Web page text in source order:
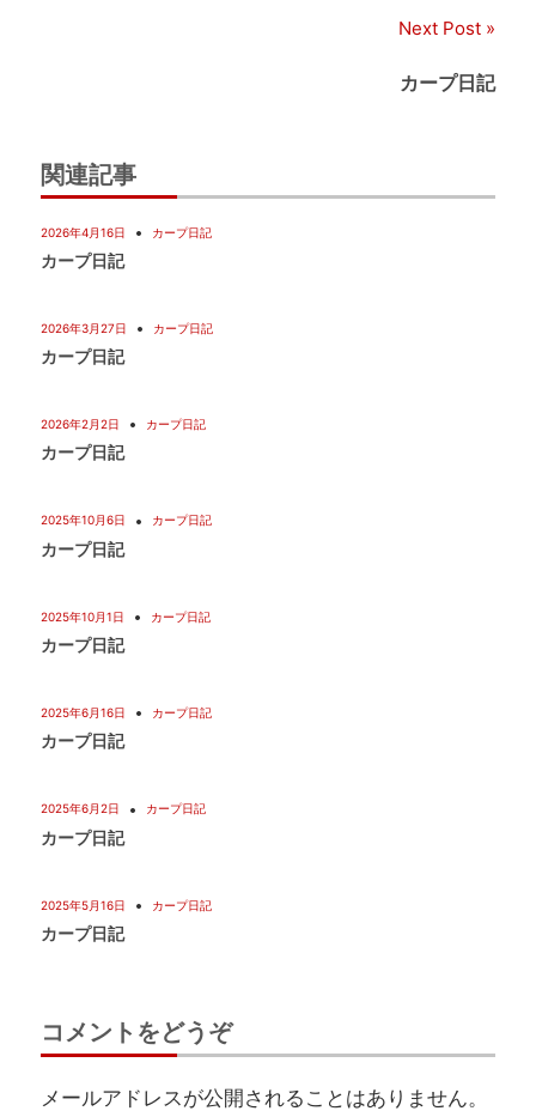
シ
ョ
Next Post
カープ日記
関連記事
2026年4月16日 カープ日記
カープ日記
2026年3月27日 カープ日記
カープ日記
2026年2月2日 カープ日記
カープ日記
2025年10月6日 カープ日記
カープ日記
2025年10月1日 カープ日記
カープ日記
2025年6月16日 カープ日記
カープ日記
2025年6月2日 カープ日記
カープ日記
2025年5月16日 カープ日記
カープ日記
コメントをどうぞ
メールアドレスが公開されることはありません。